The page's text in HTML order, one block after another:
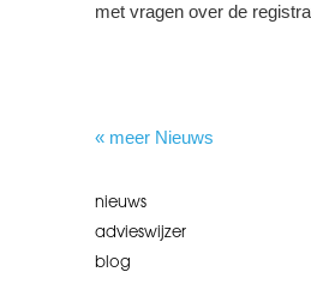
met vragen over de
« meer Nieuws
nieuws
advieswijzer
blog